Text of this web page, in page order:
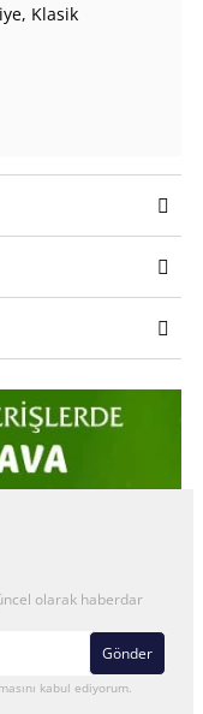
Klasik
olarak haberdar
Gönder
kabul ediyorum.